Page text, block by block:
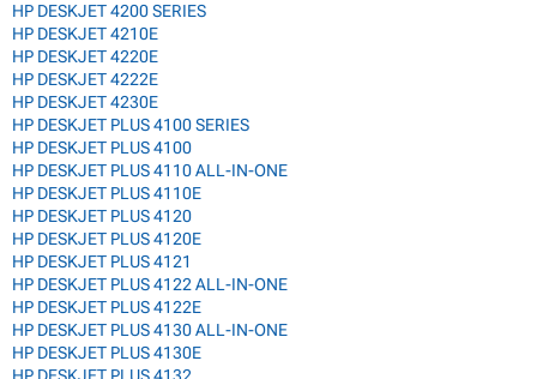
HP DESKJET 4200 SERIES
HP DESKJET 4210E
HP DESKJET 4220E
HP DESKJET 4222E
HP DESKJET 4230E
HP DESKJET PLUS 4100 SERIES
HP DESKJET PLUS 4100
HP DESKJET PLUS 4110 ALL-IN-ONE
HP DESKJET PLUS 4110E
HP DESKJET PLUS 4120
HP DESKJET PLUS 4120E
HP DESKJET PLUS 4121
HP DESKJET PLUS 4122 ALL-IN-ONE
HP DESKJET PLUS 4122E
HP DESKJET PLUS 4130 ALL-IN-ONE
HP DESKJET PLUS 4130E